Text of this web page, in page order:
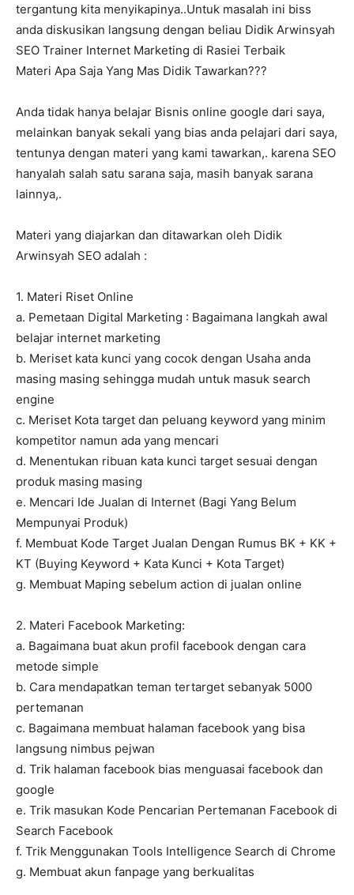
tergantung kita menyikapinya..Untuk masalah ini biss
anda diskusikan langsung dengan beliau Didik Arwinsyah
SEO Trainer Internet Marketing di Rasiei Terbaik
Materi Apa Saja Yang Mas Didik Tawarkan???
Anda tidak hanya belajar Bisnis online google dari saya,
melainkan banyak sekali yang bias anda pelajari dari saya,
tentunya dengan materi yang kami tawarkan,. karena SEO
hanyalah salah satu sarana saja, masih banyak sarana
lainnya,.
Materi yang diajarkan dan ditawarkan oleh Didik
Arwinsyah SEO adalah :
1. Materi Riset Online
a. Pemetaan Digital Marketing : Bagaimana langkah awal
belajar internet marketing
b. Meriset kata kunci yang cocok dengan Usaha anda
masing masing sehingga mudah untuk masuk search
engine
c. Meriset Kota target dan peluang keyword yang minim
kompetitor namun ada yang mencari
d. Menentukan ribuan kata kunci target sesuai dengan
produk masing masing
e. Mencari Ide Jualan di Internet (Bagi Yang Belum
Mempunyai Produk)
f. Membuat Kode Target Jualan Dengan Rumus BK + KK +
KT (Buying Keyword + Kata Kunci + Kota Target)
g. Membuat Maping sebelum action di jualan online
2. Materi Facebook Marketing:
a. Bagaimana buat akun profil facebook dengan cara
metode simple
b. Cara mendapatkan teman tertarget sebanyak 5000
pertemanan
c. Bagaimana membuat halaman facebook yang bisa
langsung nimbus pejwan
d. Trik halaman facebook bias menguasai facebook dan
google
e. Trik masukan Kode Pencarian Pertemanan Facebook di
Search Facebook
f. Trik Menggunakan Tools Intelligence Search di Chrome
g. Membuat akun fanpage yang berkualitas